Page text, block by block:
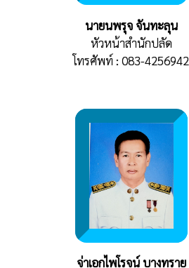
นายนพรุจ จันทะลุน
หัวหน้าสำนักปลัด
โทรศัพท์ : 083-4256942
จ่าเอกไพโรจน์ บางทราย